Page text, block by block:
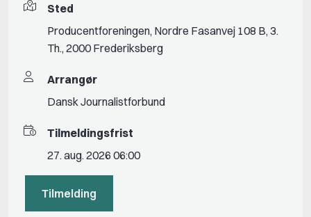
Sted
Producentforeningen, Nordre Fasanvej 108 B, 3.
Th., 2000 Frederiksberg
Arrangør
Dansk Journalistforbund
Tilmeldingsfrist
27. aug. 2026 06:00
Tilmelding